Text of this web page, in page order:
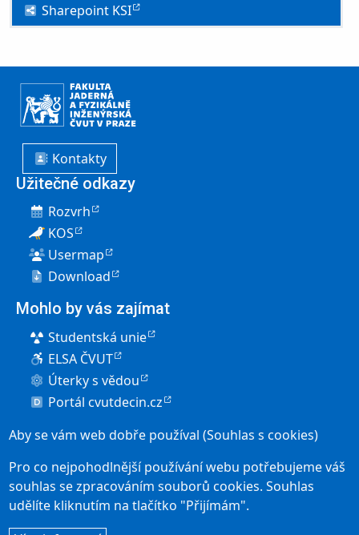
Sharepoint KSI
Kontakty
Užitečné odkazy
Rozvrh
KOS
Usermap
Download
Mohlo by vás zajímat
Studentská unie
ELSA ČVUT
Úterky s vědou
Portál cvutdecin.cz
Pro uchazeče
Elektronická přihláška
Přijímací řízení
Studium v Děčíně
Aby se vám web dobře používal (Souhlas s cookies)
Pro co nejpohodlnější používání webu potřebujeme váš
souhlas se zpracováním souborů cookies. Souhlas
udělíte kliknutím na tlačítko "Přijímám".